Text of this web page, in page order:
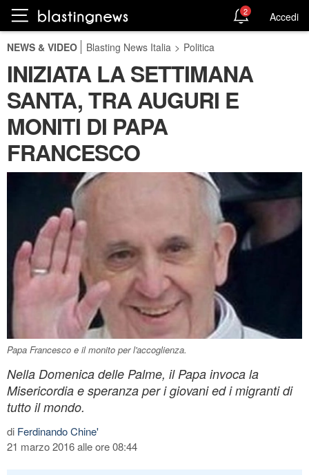
2 Accedi
NEWS & VIDEO Blasting News Italia > Politica
INIZIATA LA SETTIMANA
SANTA, TRA AUGURI E
MONITI DI PAPA
FRANCESCO
Papa Francesco e il monito per l'accoglienza.
Nella Domenica delle Palme, il Papa invoca la
Misericordia e speranza per i giovani ed i migranti di
tutto il mondo.
di Ferdinando Chine'
21 marzo 2016 alle ore 08:44